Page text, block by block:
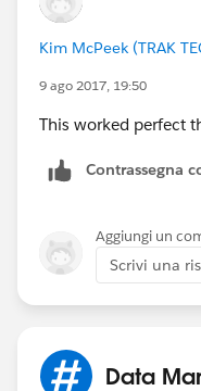
Kim McPeek (TRAK
9 ago 2017, 19:50
This worked perfect
Contrassegna
Aggiungi un
Scrivi una
Data